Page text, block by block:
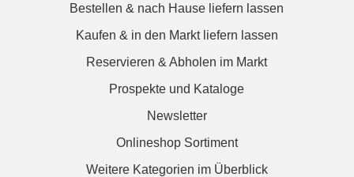
Bestellen & nach Hause liefern lassen
Kaufen & in den Markt liefern lassen
Reservieren & Abholen im Markt
Prospekte und Kataloge
Newsletter
Onlineshop Sortiment
Weitere Kategorien im Überblick